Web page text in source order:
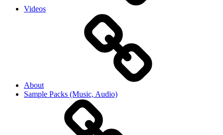
Videos
About
Sample Packs (Music, Audio)